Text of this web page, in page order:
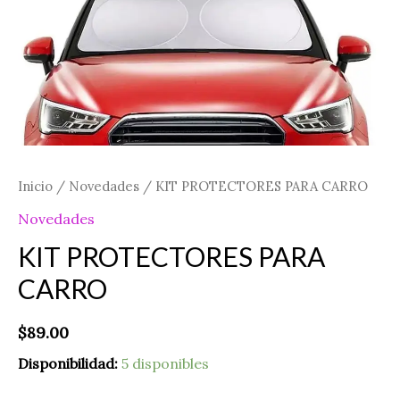
Inicio / Novedades / KIT PROTECTORES PARA CARRO
Novedades
KIT PROTECTORES PARA
CARRO
$89.00
Disponibilidad: 5 disponibles